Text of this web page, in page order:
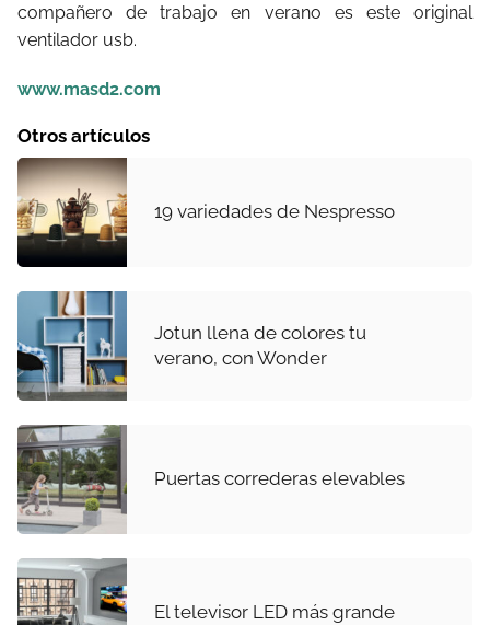
compañero de trabajo en verano es este original
ventilador usb.
www.masd2.com
Otros artículos
19 variedades de Nespresso
Jotun llena de colores tu
verano, con Wonder
Puertas correderas elevables
El televisor LED más grande